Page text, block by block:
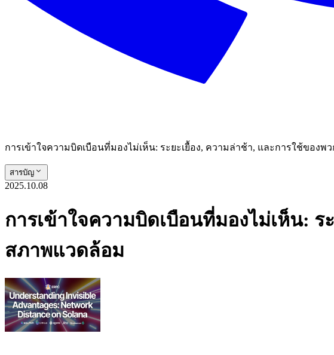
การเข้าใจความบิดเบือนที่มองไม่เห็น: ระยะเยื้อง, ความล่าช้า, และการใช้ของพ
สารบัญ
2025.10.08
การเข้าใจความบิดเบือนที่มองไม่เห็น:
สภาพแวดล้อม